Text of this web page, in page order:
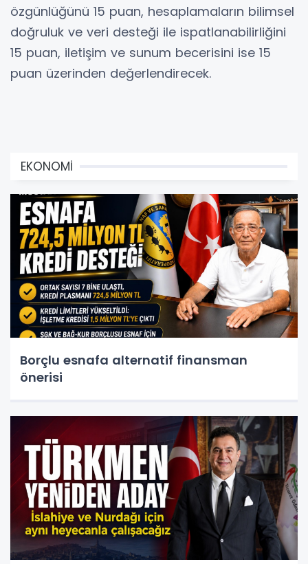
özgünlüğünü 15 puan, hesaplamaların bilimsel
doğruluk ve veri desteği ile ispatlanabilirliğini
15 puan, iletişim ve sunum becerisini ise 15
puan üzerinden değerlendirecek.
EKONOMİ
Borçlu esnafa alternatif finansman
önerisi